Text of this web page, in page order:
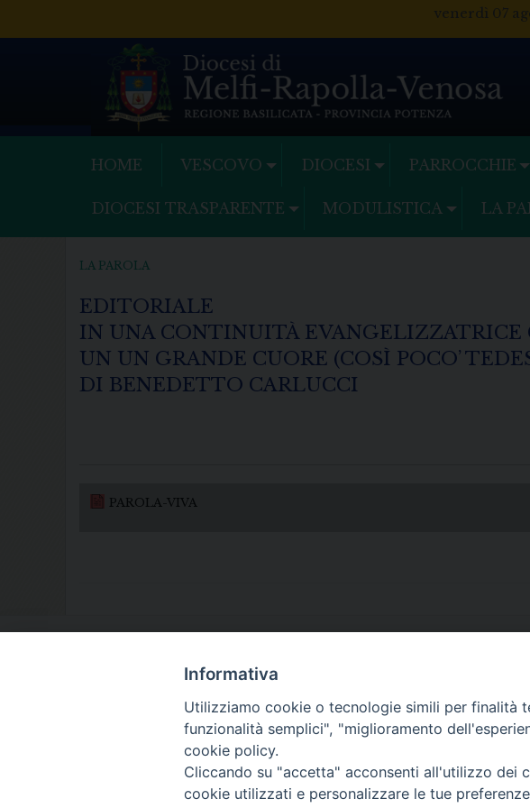
venerdì 07
HOME VESCOVO DIOCESI PARROCCHIE
DIOCESI TRASPARENTE MODULISTICA LA
LA PAROLA
EDITORIALE
IN UNA CONTINUITÀ
UN UN GRANDE CUORE (COSÌ POCO’
DI BENEDETTO CARLUCCI
PAROLA-VIVA
Informativa
Utilizziamo cookie o tecnologie simili per finalità
funzionalità semplici", "miglioramento
cookie policy.
Cliccando su "accetta" acconsenti all'utilizzo dei
cookie utilizzati e personalizzare le tue